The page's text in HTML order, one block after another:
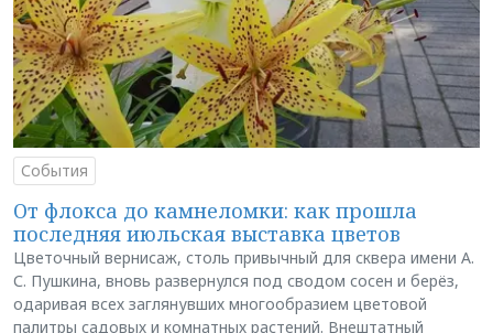
События
От флокса до камнеломки: как прошла
последняя июльская выставка цветов
Цветочный вернисаж, столь привычный для сквера имени А.
С. Пушкина, вновь развернулся под сводом сосен и берёз,
одаривая всех заглянувших многообразием цветовой
палитры садовых и комнатных растений. Внештатный